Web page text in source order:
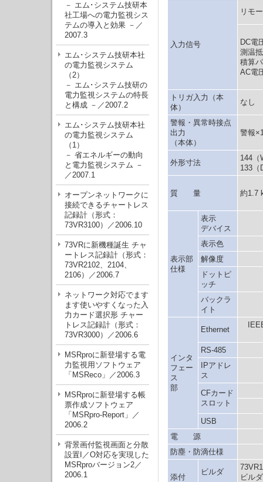
－ エム･システム技研本
社工場への電力監視シス
テムの導入と効果 －／
2007.3
エム･システム技研本社
の電力監視システム
（2）
－ エム･システム技研の
電力監視システムの特長
と構成 －／2007.2
エム･システム技研本社
の電力監視システム
（1）
－ 省エネルギーの動向
と電力監視システム －
／2007.1
オープンネットワークに
接続できるチャートレス
記録計（形式：
73VR3100）／2006.10
73VRに新機種誕生 チャ
ートレス記録計（形式：
73VR2102、2104、
2106）／2006.7
ネットワーク対応でます
ます使いやすくなった入
力カード選択形 チャー
トレス記録計（形式：
73VR3000）／2006.6
MSRproに新登場する電
力監視用ソフトウェア
「MSReco」／2006.3
MSRproに新登場する帳
票作成ソフトウェア
「MSRpro-Report」／
2006.2
背景画付監視画面と分散
設置I／O対応を実現した
MSRproバージョン2／
2006.1
入力信号
リモ
DC電
測温
積算
AC電
トリガ入力（本
体）
なし
警報・異常時接点
出力
（本体）
警報
外形寸法
144（
133（
質 量 約1.7
表示部
仕様
表示
デバイス
表示色
解像度
ドットピ
ッチ
バックラ
イト
インタ
フェー
ス
部
Ethernet
RS-485
IPアドレ
ス
CFカード
スロット
USB
電 源
防塵・防滴仕様
添付
ビルダ
ビル